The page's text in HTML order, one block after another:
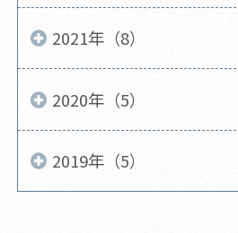
2021年（8）
2020年（5）
2019年（5）